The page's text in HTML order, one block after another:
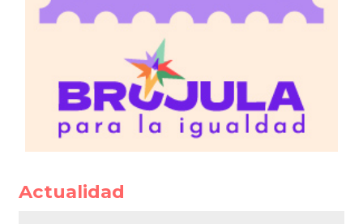
Actualidad